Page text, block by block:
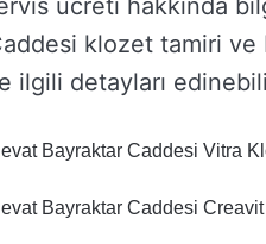
ücreti hakkında
klozet tamiri
ilgili detayları
Bayraktar Caddesi Vitra
Bayraktar Caddesi